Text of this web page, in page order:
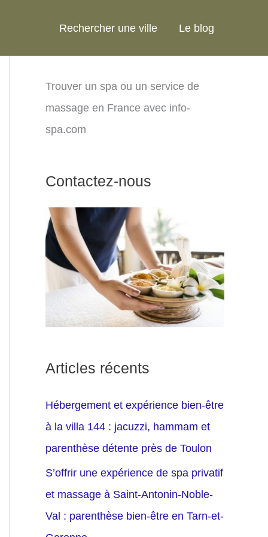
Rechercher une ville Le blog
Trouver un spa ou un service de
massage en France avec info-
spa.com
Contactez-nous
Articles récents
Hébergement et expérience bien-être
à la villa 144 : jacuzzi, hammam et
parenthèse détente près de Toulon
S’offrir une expérience de spa privatif
et massage à Saint-Antonin-Noble-
Val : parenthèse bien-être en Tarn-et-